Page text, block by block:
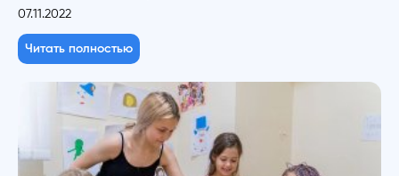
07.11.2022
Читать полностью